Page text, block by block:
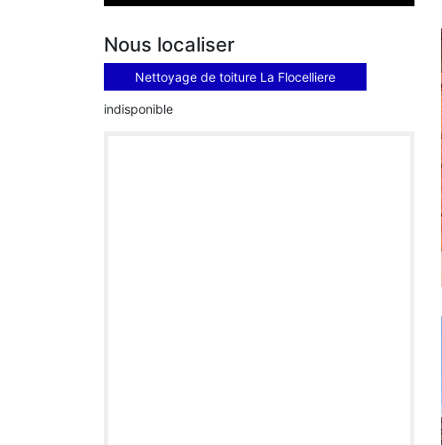
Nous localiser
Nettoyage de toiture La Flocelliere
indisponible